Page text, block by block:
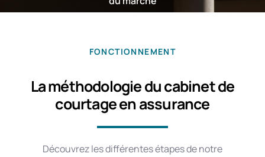
FONCTIONNEMENT
La méthodologie du cabinet de
courtage en assurance
Découvrez les différentes étapes de notre